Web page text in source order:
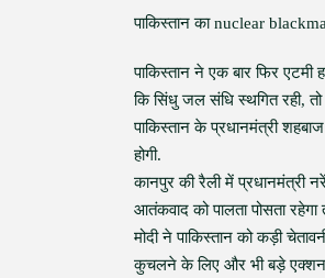
पाकिस्तान का nuclear
पाकिस्तान ने एक बार फिर
कि सिंधु जल संधि स्थगित रही, तो
पाकिस्तान के प्रधानमंत्री
होगी.
कानपुर की रैली में प्रधानमंत्री
आतंकवाद को पालता पोसता
मोदी ने पाकिस्तान को कड़ी
कुचलने के लिए और भी बड़े एक्शन